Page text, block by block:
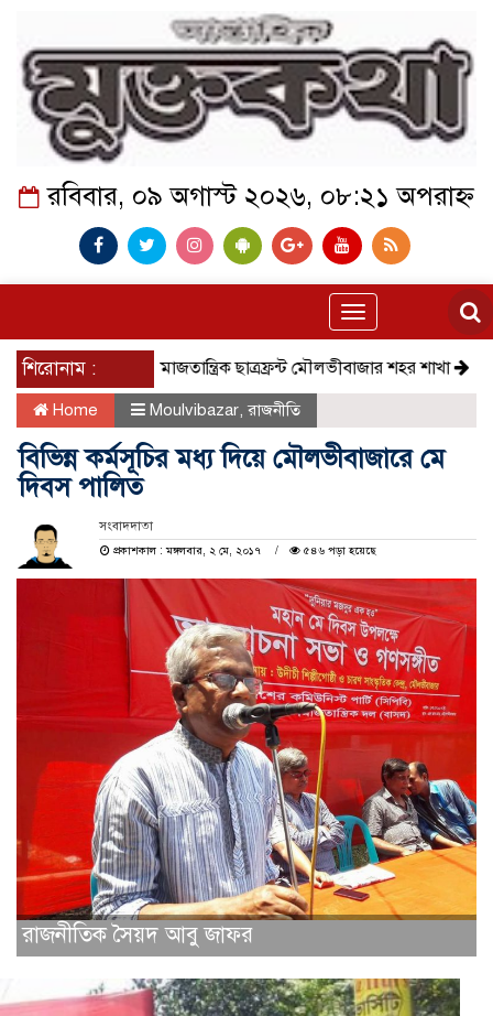
রবিবার, ০৯ অগাস্ট ২০২৬, ০৮:২১ অপরাহ্ন
Toggle
navigation
শিরোনাম :সমাজতান্ত্রিক ছাত্রফ্রন্ট মৌলভীবাজার শহর শাখা কেমন আছে
Home Moulvibazar, রাজনীতি
বিভিন্ন কর্মসূচির মধ্য দিয়ে মৌলভীবাজারে মে
দিবস পালিত
সংবাদদাতা
প্রকাশকাল : মঙ্গলবার, ২ মে, ২০১৭
৫৪৬ পড়া হয়েছে
রাজনীতিক সৈয়দ আবু জাফর